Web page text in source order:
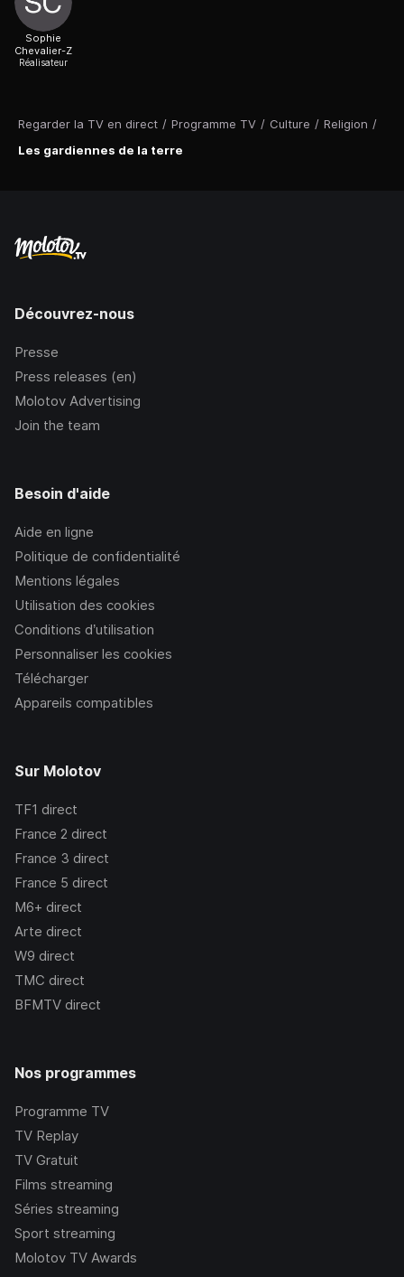
Regarder la TV en direct / Programme TV / Culture / Religion /
Les gardiennes de la terre
Sophie
Chevalier-Z
Réalisateur
Découvrez-nous
Presse
Press releases (en)
Molotov Advertising
Join the team
Besoin d'aide
Aide en ligne
Politique de confidentialité
Mentions légales
Utilisation des cookies
Conditions d’utilisation
Personnaliser les cookies
Télécharger
Appareils compatibles
Sur Molotov
TF1 direct
France 2 direct
France 3 direct
France 5 direct
M6+ direct
Arte direct
W9 direct
TMC direct
BFMTV direct
Nos programmes
Programme TV
TV Replay
TV Gratuit
Films streaming
Séries streaming
Sport streaming
Molotov TV Awards